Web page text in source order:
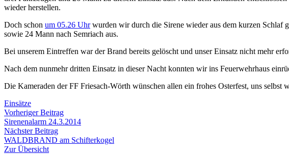
wieder herstellen.
Doch schon um 05.26 Uhrwurden wir durch die Sirene wieder aus dem kurzen
sowie 24 Mann nach Semriach aus.
Bei unserem Eintreffen war der Brand bereits gelöscht und unser Einsatz nicht mehr
Nach dem nunmehr dritten Einsatz in dieser Nacht konnten wir ins Feuerwehrhaus
Die Kameraden der FF Friesach-Wörth wünschen allen ein frohes Osterfest, uns selbst
Einsätze
Beitragsnavigation
Vorheriger BeitragVorheriger
Beitrag:
Sirenenalarm 24.3.2014
Nächster BeitragNächster
Beitrag:
WALDBRAND am Schifterkogel
Zur Übersicht